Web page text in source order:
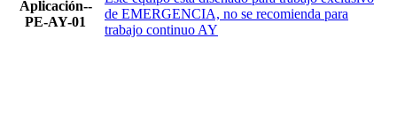
Aplicación--
PE-AY-01
de EMERGENCIA, no se recomienda para
trabajo continuo AY